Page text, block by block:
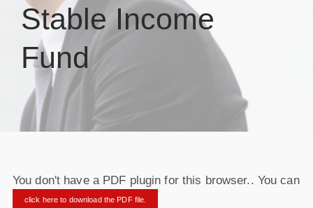
Stable Income
Fund
You don't have a PDF plugin for this browser.. You can
click here to download the PDF file.